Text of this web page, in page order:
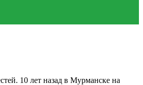
10 лет назад в Мурманске на